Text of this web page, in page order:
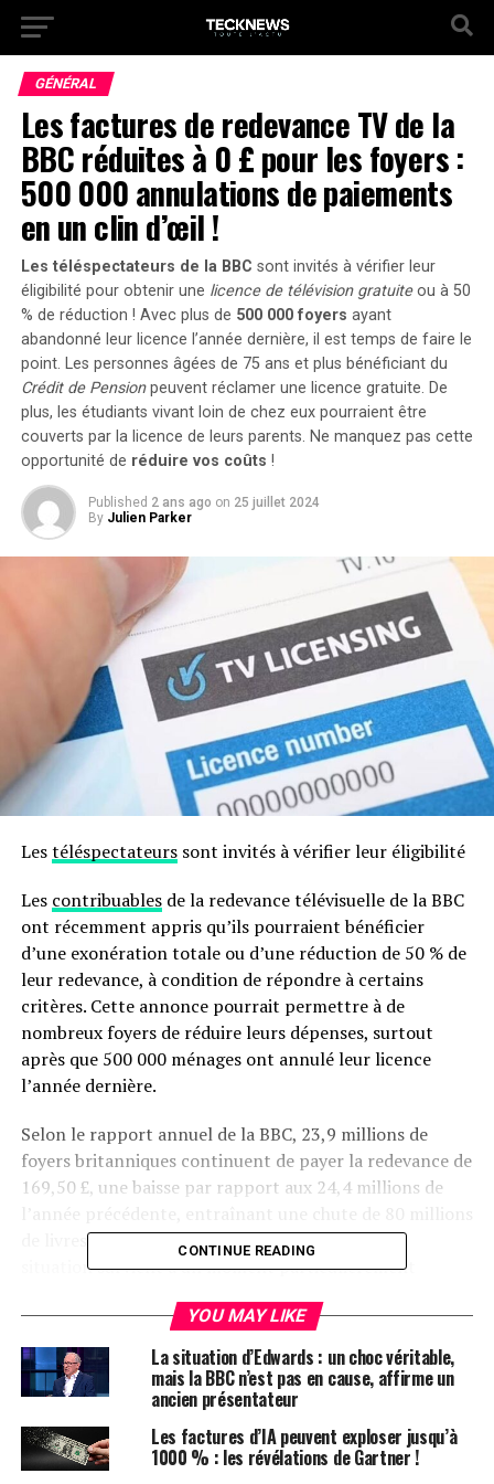
GÉNÉRAL
Les factures de redevance TV de la
BBC réduites à 0 £ pour les foyers :
500 000 annulations de paiements
en un clin d’œil !
Les téléspectateurs de la BBC sont invités à vérifier leur
éligibilité pour obtenir une licence de télévision gratuiteou à 50
% de réduction ! Avec plus de 500 000 foyers ayant
abandonné leur licence l’année dernière, il est temps de faire le
point. Les personnes âgées de 75 ans et plus bénéficiant du
Crédit de Pensionpeuvent réclamer une licence gratuite. De
plus, les étudiants vivant loin de chez eux pourraient être
couverts par la licence de leurs parents. Ne manquez pas cette
opportunité de réduire vos coûts !
Published 2 ans ago on 25 juillet 2024
By Julien Parker
Lestéléspectateurssont invités à vérifier leur éligibilité
Les contribuablesde la redevance télévisuelle de la BBC
ont récemment appris qu’ils pourraient bénéficier
d’une exonération totale ou d’une réduction de 50 % de
leur redevance, à condition de répondre à certains
critères. Cette annonce pourrait permettre à de
nombreux foyers de réduire leurs dépenses, surtout
après que 500 000 ménages ont annulé leur licence
l’année dernière.
Selon le rapport annuel de la BBC, 23,9 millions de
foyers britanniques continuent de payer la redevance de
169,50 £, une baisse par rapport aux 24,4 millions de
de livres dans les revenus de la redevance. Cette
situation survient à un moment particulièrement
budgétaires dues à des coupes de financement et à une
inflation galopante.
Les personnes âgées de 75 ans ou plus bénéficiant du
Crédit de Pension peuvent demander une licence de
télévision gratuite. De plus, les étudiants vivant loin de
chez eux peuvent être couverts par la licence de leurs
CONTINUE READING
YOU MAY LIKE
La situation d’Edwards : un choc véritable,
mais la BBC n’est pas en cause, affirme un
ancien présentateur
Les factures d’IA peuvent exploser jusqu’à
1000 % : les révélations de Gartner !